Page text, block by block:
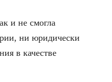
и не смогла
ни юридически
в качестве